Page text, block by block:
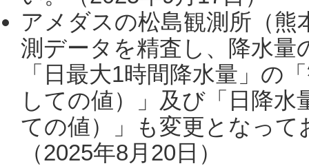
アメダスの松島観測所（熊
測データを精査し、降水
「日最大1時間降水量」の
しての値）」及び「日降
ての値）」も変更となっ
（2025年8月20日）